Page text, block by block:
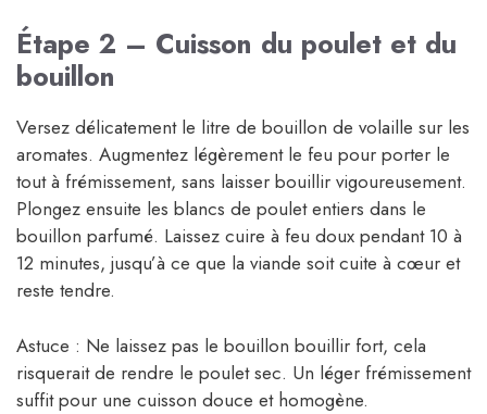
Étape 2 – Cuisson du poulet et du
bouillon
Versez délicatement le litre de bouillon de volaille sur les
aromates. Augmentez légèrement le feu pour porter le
tout à frémissement, sans laisser bouillir vigoureusement.
Plongez ensuite les blancs de poulet entiers dans le
bouillon parfumé. Laissez cuire à feu doux pendant 10 à
12 minutes, jusqu’à ce que la viande soit cuite à cœur et
reste tendre.
Astuce : Ne laissez pas le bouillon bouillir fort, cela
risquerait de rendre le poulet sec. Un léger frémissement
suffit pour une cuisson douce et homogène.